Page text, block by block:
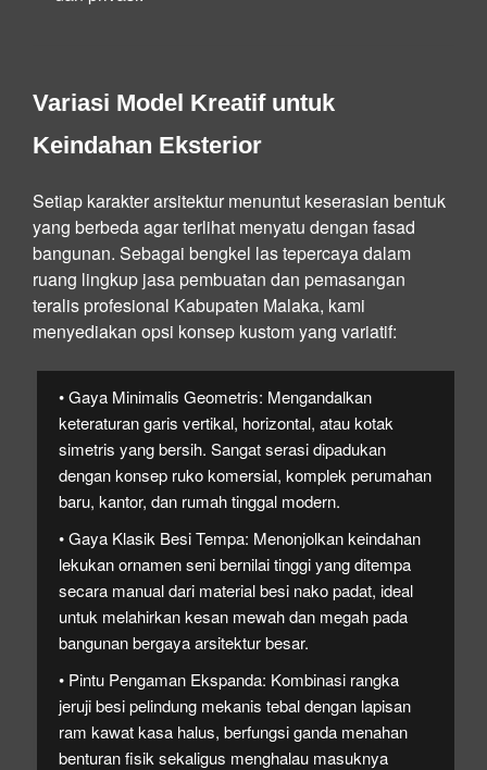
Variasi Model Kreatif untuk
Keindahan Eksterior
Setiap karakter arsitektur menuntut keserasian bentuk
yang berbeda agar terlihat menyatu dengan fasad
bangunan. Sebagai bengkel las tepercaya dalam
ruang lingkup jasa pembuatan dan pemasangan
teralis profesional Kabupaten Malaka, kami
menyediakan opsi konsep kustom yang variatif:
• Gaya Minimalis Geometris: Mengandalkan
keteraturan garis vertikal, horizontal, atau kotak
simetris yang bersih. Sangat serasi dipadukan
dengan konsep ruko komersial, komplek perumahan
baru, kantor, dan rumah tinggal modern.
• Gaya Klasik Besi Tempa: Menonjolkan keindahan
lekukan ornamen seni bernilai tinggi yang ditempa
secara manual dari material besi nako padat, ideal
untuk melahirkan kesan mewah dan megah pada
bangunan bergaya arsitektur besar.
• Pintu Pengaman Ekspanda: Kombinasi rangka
jeruji besi pelindung mekanis tebal dengan lapisan
ram kawat kasa halus, berfungsi ganda menahan
benturan fisik sekaligus menghalau masuknya